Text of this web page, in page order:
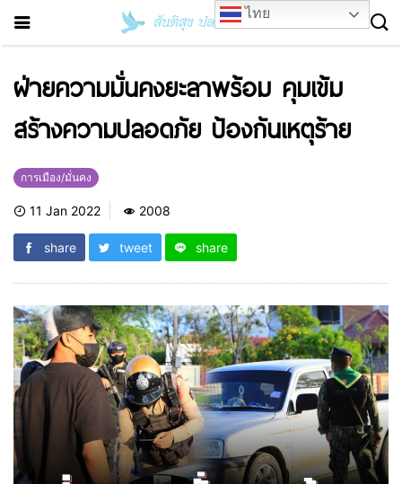
ฝ่ายความมั่นคงยะลาพร้อม คุมเข้ม
สร้างความปลอดภัย ป้องกันเหตุร้าย
การเมือง/มั่นคง
11 Jan 2022 2008
share tweet share
ไทย